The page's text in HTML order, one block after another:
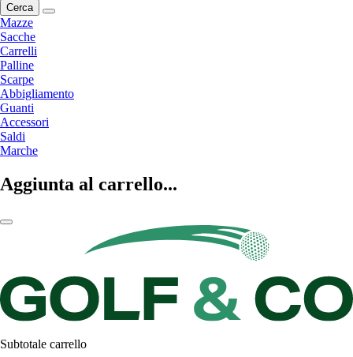
Cerca
Mazze
Sacche
Carrelli
Palline
Scarpe
Abbigliamento
Guanti
Accessori
Saldi
Marche
Aggiunta al carrello...
Subtotale carrello